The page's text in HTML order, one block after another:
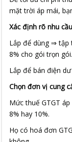
mặt trời áp mái,
Xác định rõ nhu
Lắp để dùng ⇒ tập
8% cho gói trọn gói.
Lắp để bán điện
Chọn đơn vị cung
Mức thuế GTGT
8% hay 10%.
Họ có hoá đơn